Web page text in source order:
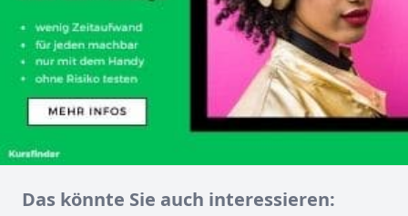
Das könnte Sie auch interessieren: